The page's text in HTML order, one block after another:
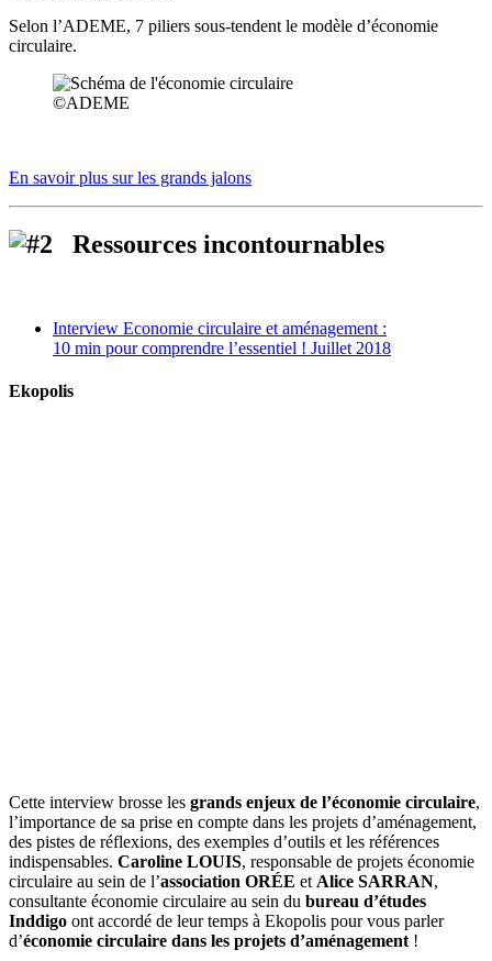
Selon l’ADEME, 7 piliers sous-tendent le modèle d’économie
circulaire.
©ADEME
En savoir plus sur les grands jalons
Ressources incontournables
Interview Economie circulaire et aménagement :
10 min pour comprendre l’essentiel ! Juillet 2018
Ekopolis
Cette interview brosse les grands enjeux de l’économie circulaire,
l’importance de sa prise en compte dans les projets d’aménagement,
des pistes de réflexions, des exemples d’outils et les références
indispensables. Caroline LOUIS, responsable de projets économie
circulaire au sein de l’association ORÉE etAlice SARRAN,
consultante économie circulaire au sein du bureau d’études
Inddigo ont accordé de leur temps à Ekopolis pour vous parler
d’économie circulaire dans les projets d’aménagement!